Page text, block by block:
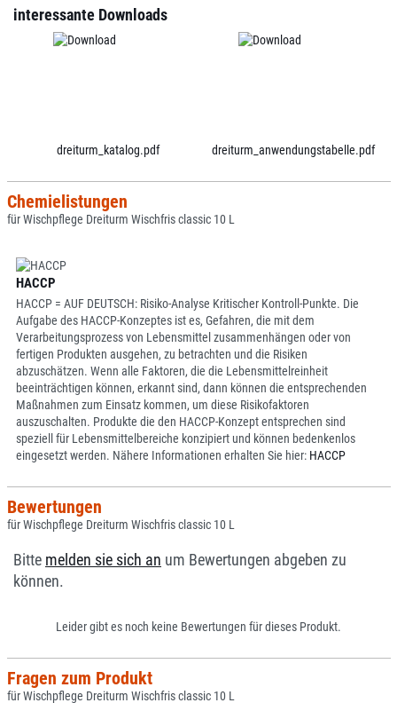
interessante Downloads
dreiturm_katalog.pdf dreiturm_anwendungstabelle.pdf
Chemielistungen
für Wischpflege Dreiturm Wischfris classic 10 L
HACCP
HACCP = AUF DEUTSCH: Risiko-Analyse Kritischer Kontroll-Punkte. Die
Aufgabe des HACCP-Konzeptes ist es, Gefahren, die mit dem
Verarbeitungsprozess von Lebensmittel zusammenhängen oder von
fertigen Produkten ausgehen, zu betrachten und die Risiken
abzuschätzen. Wenn alle Faktoren, die die Lebensmittelreinheit
beeinträchtigen können, erkannt sind, dann können die entsprechenden
Maßnahmen zum Einsatz kommen, um diese Risikofaktoren
auszuschalten. Produkte die den HACCP-Konzept entsprechen sind
speziell für Lebensmittelbereiche konzipiert und können bedenkenlos
eingesetzt werden. Nähere Informationen erhalten Sie hier: HACCP
Bewertungen
für Wischpflege Dreiturm Wischfris classic 10 L
Bitte melden sie sich an um Bewertungen abgeben zu
können.
Leider gibt es noch keine Bewertungen für dieses Produkt.
Fragen zum Produkt
für Wischpflege Dreiturm Wischfris classic 10 L